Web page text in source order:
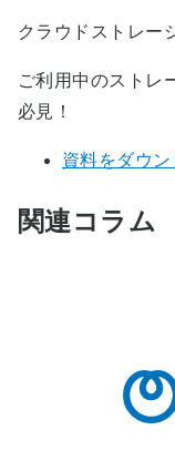
クラウドストレー
ご利用中のストレ
必見！
資料をダウン
関連コラム